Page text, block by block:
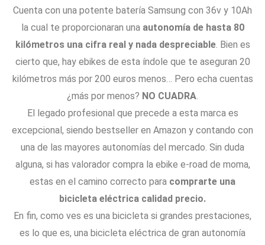
Cuenta con una potente batería Samsung con 36v y 10Ah
la cual te proporcionaran una autonomía de hasta 80
kilómetros una cifra real y nada despreciable. Bien es
cierto que, hay ebikes de esta índole que te aseguran 20
kilómetros más por 200 euros menos… Pero echa cuentas
¿más por menos? NO CUADRA.
El legado profesional que precede a esta marca es
excepcional, siendo bestseller en Amazon y contando con
una de las mayores autonomías del mercado. Sin duda
alguna, si has valorador compra la ebike e-road de moma,
estas en el camino correcto para comprarte una
bicicleta eléctrica calidad precio.
En fin, como ves es una bicicleta si grandes prestaciones,
es lo que es, una bicicleta eléctrica de gran autonomía